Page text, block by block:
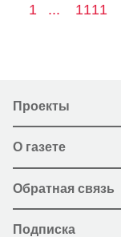
1 ... 1111
Проекты
О газете
Обратная связь
Подписка